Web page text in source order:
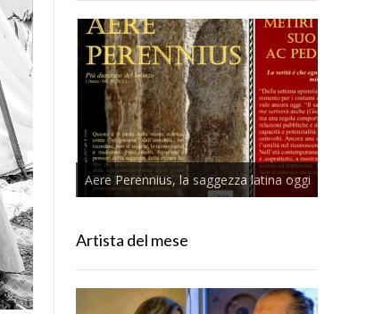
Aere Perennius, la saggezza latina oggi
Artista del mese